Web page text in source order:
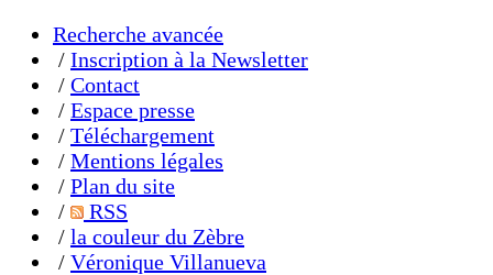
Recherche avancée
/ Inscription à la Newsletter
/ Contact
/ Espace presse
/ Téléchargement
/ Mentions légales
/ Plan du site
/
RSS
/ la couleur du Zèbre
/ Véronique Villanueva